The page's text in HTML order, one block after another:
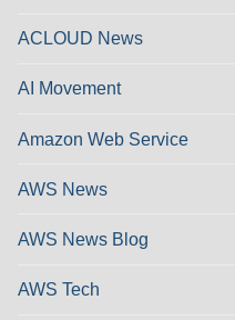
ACLOUD News
AI Movement
Amazon Web Service
AWS News
AWS News Blog
AWS Tech